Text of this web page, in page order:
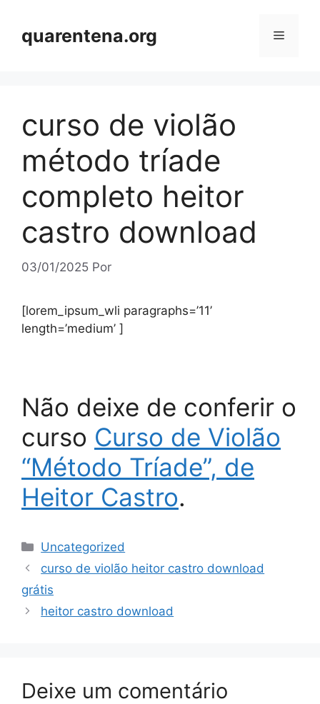
quarentena.org Menu
curso de violão
método tríade
completo heitor
castro download
03/01/2025 Por
[lorem_ipsum_wli paragraphs=’11’
length=’medium’ ]
Não deixe de conferir o
curso Curso de Violão
“Método Tríade”, de
Heitor Castro.
Categorias
Uncategorized
curso de violão heitor castro download
grátis
heitor castro download
Deixe um comentário